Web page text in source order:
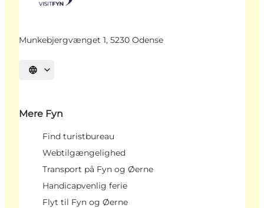
Munkebjergvænget 1, 5230 Odense
Vælg sprog
Mere Fyn
Find turistbureau
Webtilgængelighed
Transport på Fyn og Øerne
Handicapvenlig ferie
Flyt til Fyn og Øerne